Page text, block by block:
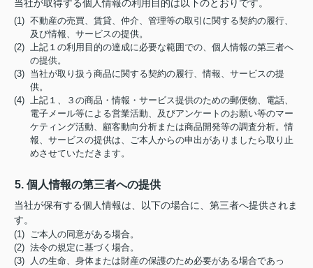
当社が取得する個人情報の利用目的は以下のとおりです。
(1) 不動産の売買、賃貸、仲介、管理等の取引に関する契約の履行、
及び情報、サービスの提供。
(2) 上記１の利用目的の達成に必要な範囲での、個人情報の第三者へ
の提供。
(3) 当社が取り扱う商品に関する契約の履行、情報、サービスの提
供。
(4) 上記１、３の商品・情報・サービス提供のための郵便物、電話、
電子メール等による営業活動、及びアンケートのお願い等のマー
ケティング活動、顧客動向分析または商品開発等の調査分析。情
報、サービスの提供は、ご本人からの申出がありましたら取り止
めさせていただきます。
5. 個人情報の第三者への提供
当社が保有する個人情報は、以下の場合に、第三者へ提供されま
す。
(1) ご本人の同意がある場合。
(2) 法令の規定に基づく場合。
(3) 人の生命、身体または財産の保護のため必要がある場合であっ